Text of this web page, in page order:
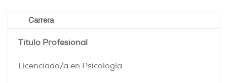
Carrera
Título Profesional
Licenciado/a en Psicología